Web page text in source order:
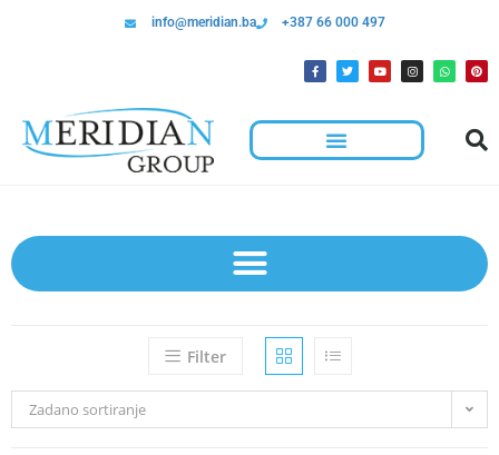
info@meridian.ba +387 66 000 497
Filter
Zadano sortiranje